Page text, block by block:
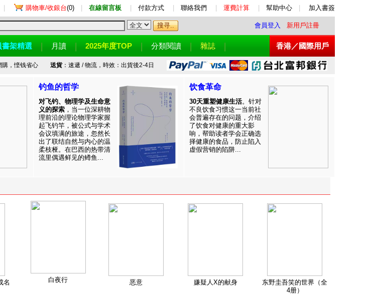
購物車/收銀台(0) 在線留言板 付款方式 聯絡我們 運費計算 幫助中心 加入書簽
會員登入 新用戶註冊
書架精選 月讀 2025年度TOP 分類閱讀 雜誌 香港／國際用戶
，悭钱省心 送貨：速遞 / 物流，時效：出貨後2-4日
钓鱼的哲学
对飞钓、物理学及生命意
义的探索 ，当一位深耕物
理前沿的理论物理学家握
起飞钓竿，被公式与学术
会议填满的旅途，忽然长
出了联结自然与内心的温
柔枝桠。在巴西的热带清
流里偶遇鲜见的鳟鱼...
饮食革命
30天重塑健康生活。针对
不良饮食习惯这一当前社
会普遍存在的问题，介绍
了饮食对健康的重大影
响，帮助读者学会正确选
择健康的食品，防止陷入
虚假营销的陷阱...
名
白夜行 恶意 嫌疑人X的献身
东野圭吾笑的世界（全
4册）